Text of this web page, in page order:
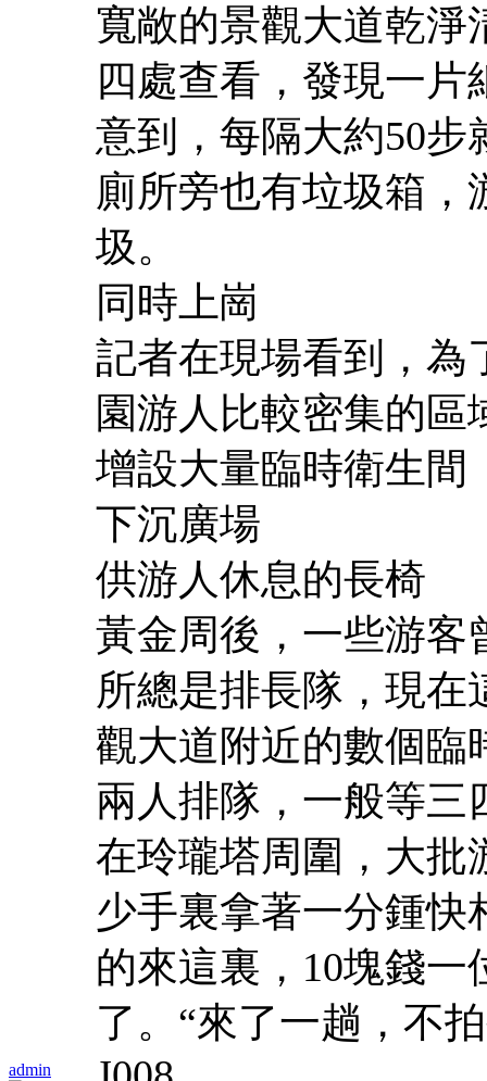
admin
寬敞的景觀大道乾淨
四處查看，發現一
意到，每隔大約50
廁所旁也有垃圾箱，
圾。
同時上崗
記者在現場看到，為
園游人比較密集的
增設大量臨時衛生間
下沉廣場
供游人休息的長椅
黃金周後，一些游客
所總是排長隊，現
觀大道附近的數個臨
兩人排隊，一般等三
在玲瓏塔周圍，大批
少手裏拿著一分鍾快
的來這裏，10塊錢
了。“來了一趟，不